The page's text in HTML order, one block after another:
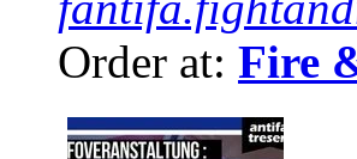
Order at: Fire